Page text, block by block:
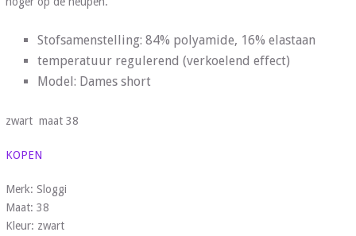
Stofsamenstelling: 84% polyamide, 16% elastaan
temperatuur regulerend (verkoelend effect)
Model: Dames short
zwart maat 38
KOPEN
Merk: Sloggi
Maat: 38
Kleur: zwart